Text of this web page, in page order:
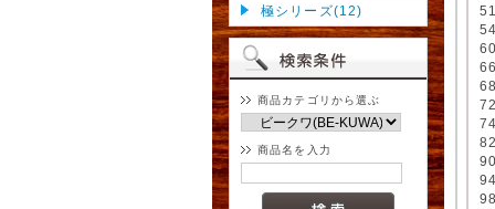
極シリーズ(12)
商品カテゴリから選ぶ
商品名を入力